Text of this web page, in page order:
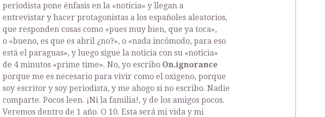
periodista pone énfasis en la «noticia» y llegan a
entrevistar y hacer protagonistas a los españoles aleatorios,
que responden cosas como «pues muy bien, que ya toca»,
o «bueno, es que es abril ¿no?», o «nada incómodo, para eso
está el paraguas», y luego sigue la noticia con su «noticia»
de 4 minutos «prime time». No, yo escribo On.ignorance
porque me es necesario para vivir como el oxigeno, porque
soy escritor y soy periodista, y me ahogo si no escribo. Nadie
comparte. Pocos leen. ¡Ni la familia!, y de los amigos pocos.
Veremos dentro de 1 año. O 10. Esta será mi vida y mi